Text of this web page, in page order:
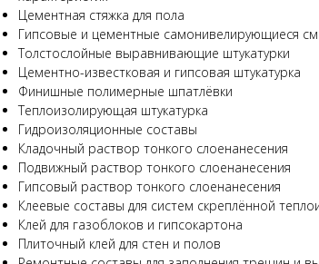
Цементная стяжка для пола
Гипсовые и цементные самонивелирующиеся
Толстослойные выравнивающие штукатурки
Цементно-известковая и гипсовая штукатурка
Финишные полимерные шпатлёвки
Теплоизолирующая штукатурка
Гидроизоляционные составы
Кладочный раствор тонкого слоенанесения
Подвижный раствор тонкого слоенанесения
Гипсовый раствор тонкого слоенанесения
Клеевые составы для систем скреплённой
Клей для газоблоков и гипсокартона
Плиточный клей для стен и полов